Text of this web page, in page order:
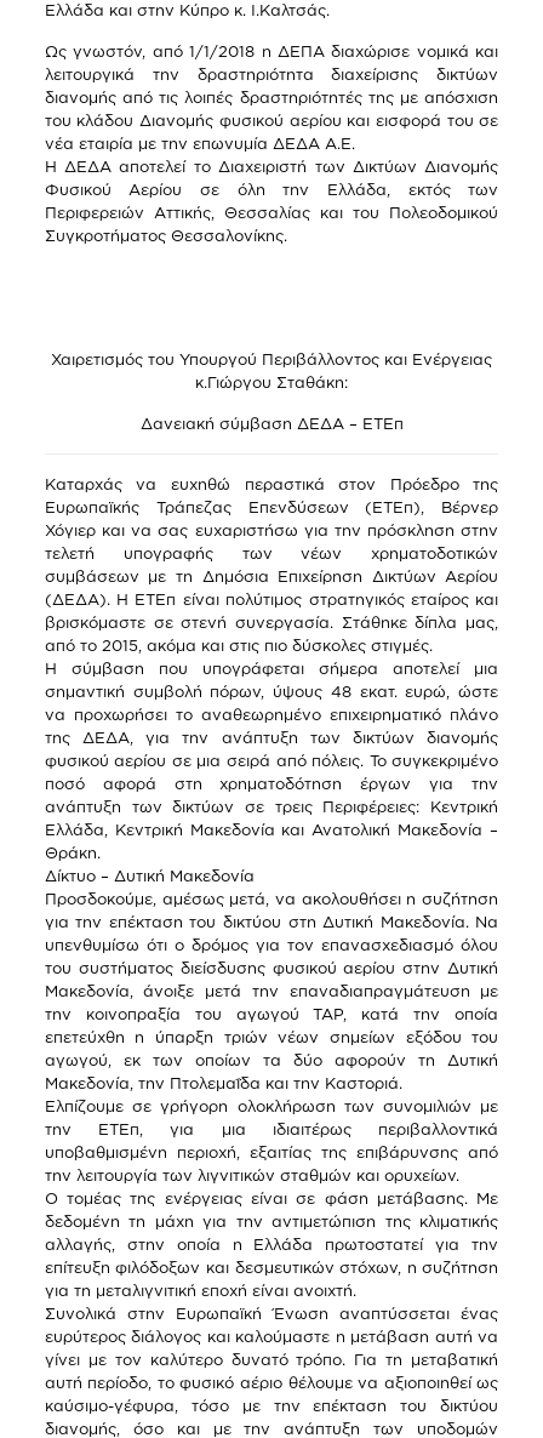
Ελλάδα και στην Κύπρο κ. Ι.Καλτσάς.
Ως γνωστόν, από 1/1/2018 η ΔΕΠΑ διαχώρισε νομικά και
λειτουργικά την δραστηριότητα διαχείρισης δικτύων
διανομής από τις λοιπές δραστηριότητές της με απόσχιση
του κλάδου Διανομής φυσικού αερίου και εισφορά του σε
νέα εταιρία με την επωνυμία ΔΕΔΑ Α.Ε.
Η ΔΕΔΑ αποτελεί το Διαχειριστή των Δικτύων Διανομής
Φυσικού Αερίου σε όλη την Ελλάδα, εκτός των
Περιφερειών Αττικής, Θεσσαλίας και του Πολεοδομικού
Συγκροτήματος Θεσσαλονίκης.
Χαιρετισμός του Υπουργού Περιβάλλοντος και Ενέργειας
κ.Γιώργου Σταθάκη:
Δανειακή σύμβαση ΔΕΔΑ – ΕΤΕπ
Καταρχάς να ευχηθώ περαστικά στον Πρόεδρο της
Ευρωπαϊκής Τράπεζας Επενδύσεων (ΕΤΕπ), Βέρνερ
Χόγιερ και να σας ευχαριστήσω για την πρόσκληση στην
τελετή υπογραφής των νέων χρηματοδοτικών
συμβάσεων με τη Δημόσια Επιχείρηση Δικτύων Αερίου
(ΔΕΔΑ). Η ΕΤΕπ είναι πολύτιμος στρατηγικός εταίρος και
βρισκόμαστε σε στενή συνεργασία. Στάθηκε δίπλα μας,
από το 2015, ακόμα και στις πιο δύσκολες στιγμές.
Η σύμβαση που υπογράφεται σήμερα αποτελεί μια
σημαντική συμβολή πόρων, ύψους 48 εκατ. ευρώ, ώστε
να προχωρήσει το αναθεωρημένο επιχειρηματικό πλάνο
της ΔΕΔΑ, για την ανάπτυξη των δικτύων διανομής
φυσικού αερίου σε μια σειρά από πόλεις. Το συγκεκριμένο
ποσό αφορά στη χρηματοδότηση έργων για την
ανάπτυξη των δικτύων σε τρεις Περιφέρειες: Κεντρική
Ελλάδα, Κεντρική Μακεδονία και Ανατολική Μακεδονία –
Θράκη.
Δίκτυο – Δυτική Μακεδονία
Προσδοκούμε, αμέσως μετά, να ακολουθήσει η συζήτηση
για την επέκταση του δικτύου στη Δυτική Μακεδονία. Να
υπενθυμίσω ότι ο δρόμος για τον επανασχεδιασμό όλου
του συστήματος διείσδυσης φυσικού αερίου στην Δυτική
Μακεδονία, άνοιξε μετά την επαναδιαπραγμάτευση με
την κοινοπραξία του αγωγού ΤΑΡ, κατά την οποία
επετεύχθη η ύπαρξη τριών νέων σημείων εξόδου του
αγωγού, εκ των οποίων τα δύο αφορούν τη Δυτική
Μακεδονία, την Πτολεμαΐδα και την Καστοριά.
Ελπίζουμε σε γρήγορη ολοκλήρωση των συνομιλιών με
την ΕΤΕπ, για μια ιδιαιτέρως περιβαλλοντικά
υποβαθμισμένη περιοχή, εξαιτίας της επιβάρυνσης από
την λειτουργία των λιγνιτικών σταθμών και ορυχείων.
Ο τομέας της ενέργειας είναι σε φάση μετάβασης. Με
δεδομένη τη μάχη για την αντιμετώπιση της κλιματικής
αλλαγής, στην οποία η Ελλάδα πρωτοστατεί για την
επίτευξη φιλόδοξων και δεσμευτικών στόχων, η συζήτηση
για τη μεταλιγνιτική εποχή είναι ανοιχτή.
Συνολικά στην Ευρωπαϊκή Ένωση αναπτύσσεται ένας
ευρύτερος διάλογος και καλούμαστε η μετάβαση αυτή να
γίνει με τον καλύτερο δυνατό τρόπο. Για τη μεταβατική
αυτή περίοδο, το φυσικό αέριο θέλουμε να αξιοποιηθεί ως
καύσιμο-γέφυρα, τόσο με την επέκταση του δικτύου
διανομής, όσο και με την ανάπτυξη των υποδομών